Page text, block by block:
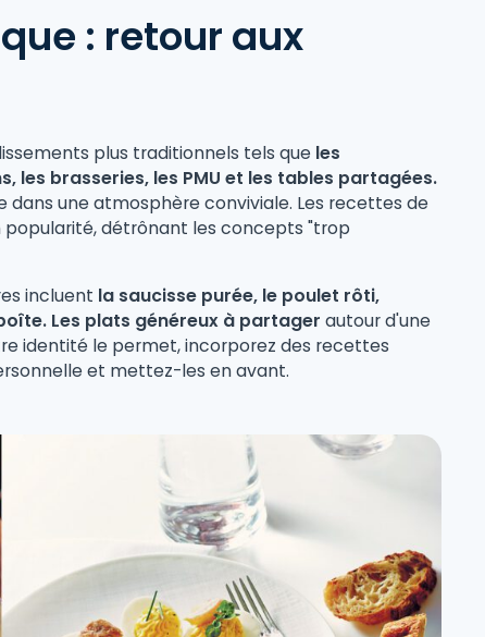
: retour aux
plus traditionnels tels que les
les brasseries, les PMU et les tables partagées.
dans une atmosphère conviviale. Les recettes de
détrônant les concepts "trop
incluent la saucisse purée, le poulet rôti,
Les plats généreux à partager autour d'une
identité le permet, incorporez des recettes
et mettez-les en avant.